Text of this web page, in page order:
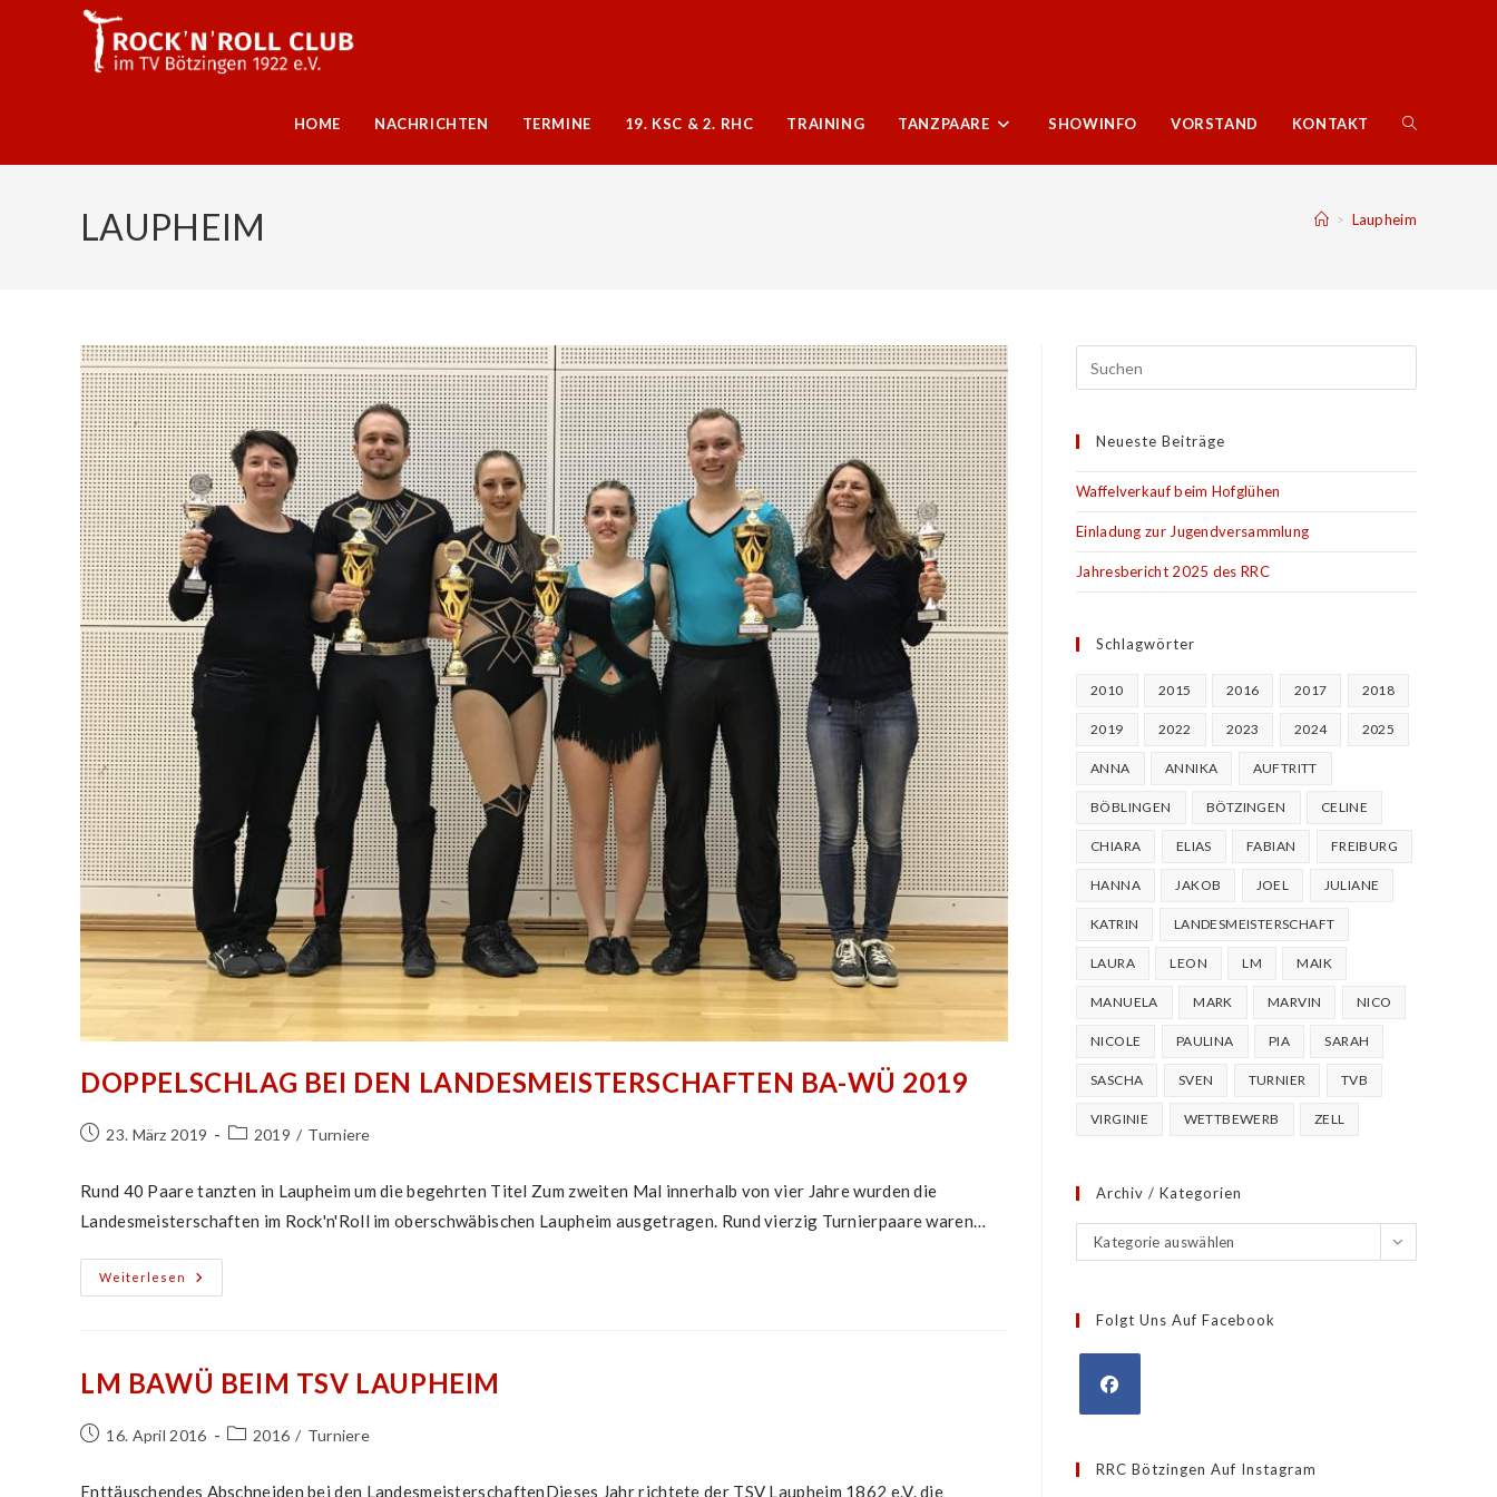
HOME NACHRICHTEN TERMINE 19. KSC & 2. RHC TRAINING TANZPAARE SHOWINFO VORSTAND KONTAKT WEBSITE-
LAUPHEIM > Laupheim
DOPPELSCHLAG BEI DEN LANDESMEISTERSCHAFTEN BA-WÜ 2019
Beitrag23. März 2019
Beitrags-
2019 / Turniere
Rund 40 Paare tanzten in Laupheim um die begehrten Titel Zum zweiten Mal innerhalb von vier Jahre wurden die
Landesmeisterschaften im Rock'n'Roll im oberschwäbischen Laupheim ausgetragen. Rund vierzig Turnierpaare waren…
Weiterlesen
Doppelschlag
Bei
2019
LM BAWÜ BEIM TSV LAUPHEIM
Beitrag16. April 2016
Beitrags-
2016 / Turniere
Enttäuschendes Abschneiden bei den LandesmeisterschaftenDieses Jahr richtete der TSV Laupheim 1862 e.V. die
Neueste Beiträge
Waffelverkauf beim Hofglühen
Einladung zur Jugendversammlung
Jahresbericht 2025 des RRC
Schlagwörter
2010 2015 2016 2017 2018
2019 2022 2023 2024 2025
ANNA ANNIKA AUFTRITT
BÖBLINGEN BÖTZINGEN CELINE
CHIARA ELIAS FABIAN FREIBURG
HANNA JAKOB JOEL JULIANE
KATRIN LANDESMEISTERSCHAFT
LAURA LEON LM MAIK
MANUELA MARK MARVIN NICO
NICOLE PAULINA PIA SARAH
SASCHA SVEN TURNIER TVB
VIRGINIE WETTBEWERB ZELL
Archiv / Kategorien
Archiv
/
Kategorie auswählen
Folgt Uns Auf Facebook
a
RRC Bötzingen Auf Instagram